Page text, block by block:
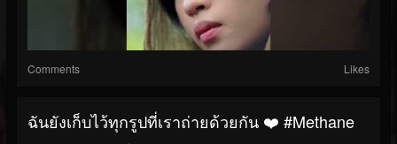
Comments Likes
ฉันยังเก็บไว้ทุกรูปที่เราถ่ายด้วยกัน ❤️‍ #Methane